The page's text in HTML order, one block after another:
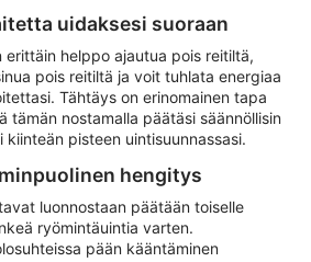
uidaksesi suoraan
erittäin helppo ajautua pois reitiltä,
pois reitiltä ja voit tuhlata energiaa
Tähtäys on erinomainen tapa
tämän nostamalla päätäsi säännöllisin
pisteen uintisuunnassasi.
hengitys
luonnostaan päätään toiselle
ryömintäuintia varten.
pään kääntäminen